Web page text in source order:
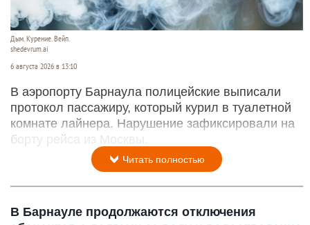
Дым. Курение. Вейп.
shedevrum.ai
6 августа 2026 в 13:10
В аэропорту Барнаула полицейские выписали
протокол пассажиру, который курил в туалетной
комнате лайнера. Нарушение зафиксировали на
борту рейса из Москвы.
Читать полностью
В Барнауле продолжаются отключения